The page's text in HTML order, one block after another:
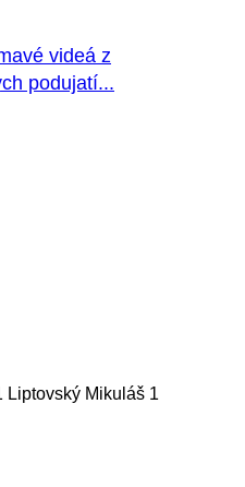
videá z
podujatí...
Liptovský Mikuláš 1